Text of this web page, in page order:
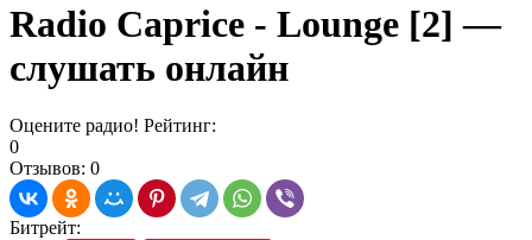
Radio Caprice - Lounge [2] —
слушать онлайн
Оцените радио! Рейтинг:
0
Отзывов: 0
Битрейт: